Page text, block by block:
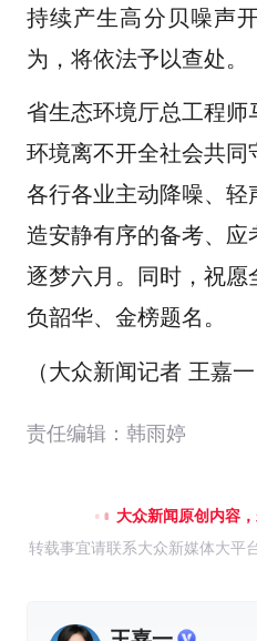
持续产生高分贝噪声
为，将依法予以查处。
省生态环境厅总工程
环境离不开全社会共
各行各业主动降噪、
造安静有序的备考、
逐梦六月。同时，祝
负韶华、金榜题名。
（大众新闻记者 王嘉一
责任编辑：韩雨婷
大众新闻原创内容
转载事宜请联系大众新媒体大